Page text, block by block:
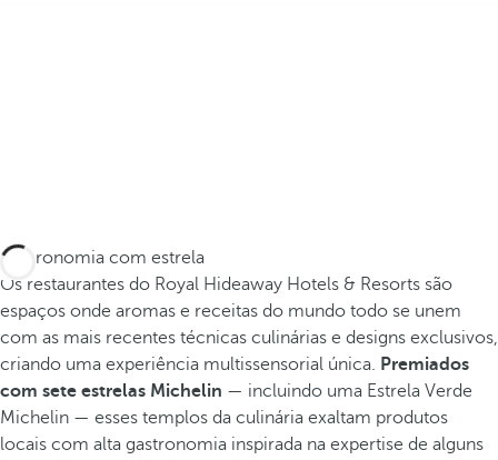
Gastronomia com estrela
Os restaurantes do Royal Hideaway Hotels & Resorts são
espaços onde aromas e receitas do mundo todo se unem
com as mais recentes técnicas culinárias e designs exclusivos,
criando uma experiência multissensorial única. Premiados
com sete estrelas Michelin — incluindo uma Estrela Verde
Michelin — esses templos da culinária exaltam produtos
locais com alta gastronomia inspirada na expertise de alguns